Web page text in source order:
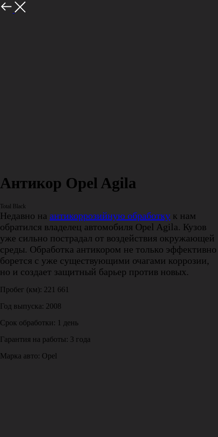
Назад
Антикор Opel Agila
Total Black
Недавно на антикоррозийную обработку к нам
обратился владелец автомобиля Opel Agila. Кузов
уже сильно пострадал от воздействия окружающей
среды. Обработка антикором не только эффективно
борется с уже существующими очагами коррозии,
но и создает защитный барьер против новых.
Пробег (км): 221 661
Год выпуска: 2008
Срок обработки: 1 день
Гарантия на работы: 3 года
Марка авто: Opel